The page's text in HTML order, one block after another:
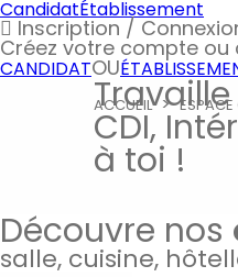
CandidatÉtablissement
Inscription /
Créez votre compte ou
CANDIDATOU
ACCUEIL
CDI,
à toi !
Découvre nos
salle, cuisine,